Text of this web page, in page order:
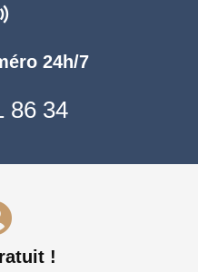
24h/7
86 34
!